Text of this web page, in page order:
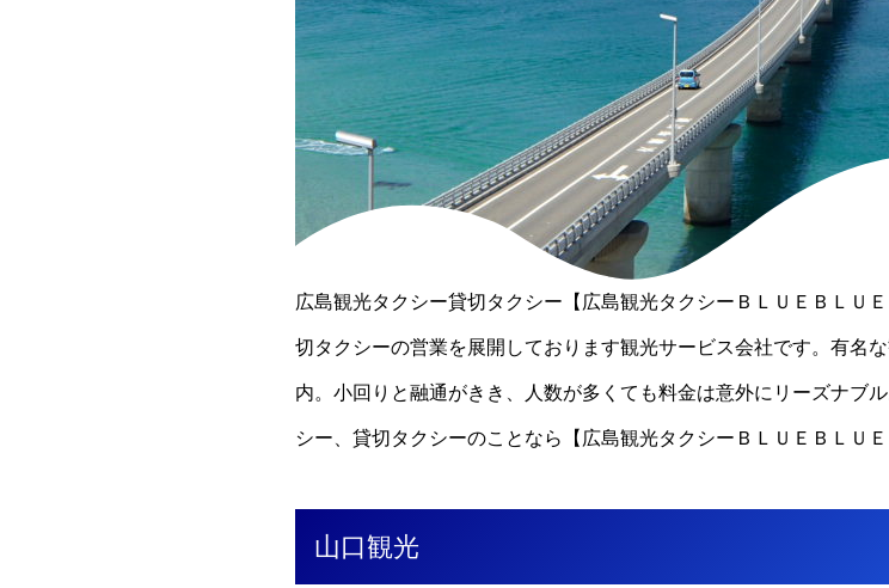
広島観光タクシー貸切タクシー【広島観光タクシーＢＬＵＥＢＬＵ
切タクシーの営業を展開しております観光サービス会社です。有名
内。小回りと融通がきき、人数が多くても料金は意外にリーズナブ
シー、貸切タクシーのことなら【広島観光タクシーＢＬＵＥＢＬＵＥ
山口観光